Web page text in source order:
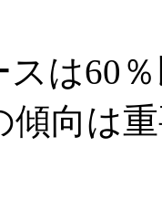
スは60
傾向は